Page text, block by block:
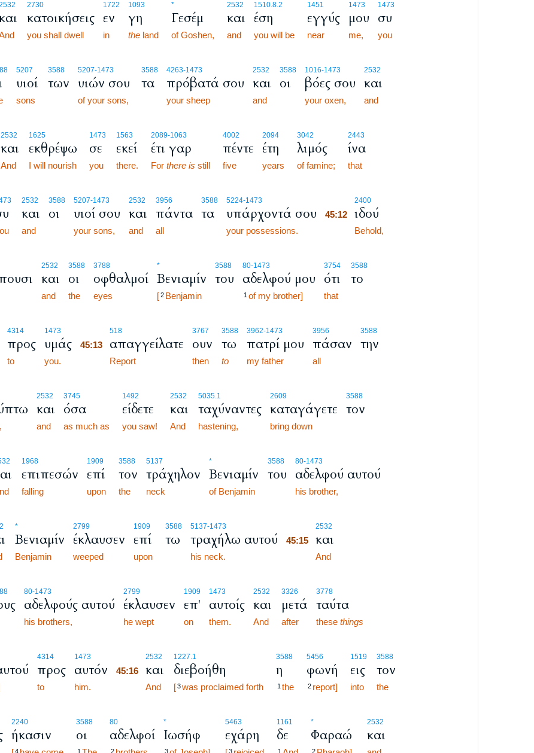
2730
κατοικήσεις
you shall dwell
1722
εν
in
1093
γη
theland
*
Γεσέμ
of Goshen,
2532
και
and
1510.8.2
έση
you will be
1451
εγγύς
near
1473
μου
me,
1473
συ
you
5207
υιοί
sons
3588
των
5207-1473
υιών σου
of your sons,
3588
τα
4263-1473
πρόβατά σου
your sheep
2532
και
and
3588
οι
1016-1473
βόες σου
your oxen,
2532
και
and
2532
και
And
1625
εκθρέψω
I will nourish
1473
σε
you
1563
εκεί
there.
2089-1063
έτι γαρ
For there is still
4002
πέντε
five
2094
έτη
years
3042
λιμός
of famine;
2443
ίνα
that
2532
και
and
3588
οι
5207-1473
υιοί σου
your sons,
2532
και
and
3956
πάντα
all
3588
τα
5224-1473
υπάρχοντά σου
your possessions.
2400
45:12 ιδού
Behold,
2532
και
and
3588
οι
the
3788
οφθαλμοί
eyes
*
Βενιαμίν
[ 2 Benjamin
3588
του
80-1473
αδελφού μου
1 of my brother]
3754
ότι
that
3588
το
4314
προς
to
1473
υμάς
you.
518
45:13 απαγγείλατε
Report
3767
ουν
then
3588
τω
to
3962-1473
πατρί μου
my father
3956
πάσαν
all
3588
την
2532
και
and
3745
όσα
as much as
1492
είδετε
you saw!
2532
και
And
5035.1
ταχύναντες
hastening,
2609
καταγάγετε
bring down
3588
τον
1968
επιπεσών
falling
1909
επί
upon
3588
τον
the
5137
τράχηλον
neck
*
Βενιαμίν
of Benjamin
3588
του
80-1473
αδελφού αυτού
his brother,
*
Βενιαμίν
Benjamin
2799
έκλαυσεν
weeped
1909
επί
upon
3588
τω
5137-1473
τραχήλω αυτού
his neck.
2532
45:15 και
And
80-1473
αδελφούς αυτού
his brothers,
2799
έκλαυσεν
he wept
1909
επ'
on
1473
αυτοίς
them.
2532
και
And
3326
μετά
after
3778
ταύτα
these things
4314
προς
to
1473
αυτόν
him.
2532
45:16 και
And
1227.1
διεβοήθη
[ 3 was proclaimed forth
3588
η
1 the
5456
φωνή
2 report]
1519
εις
into
3588
τον
the
2240
ήκασιν
4
3588
οι
1
80
αδελφοί
2
*
Ιωσήφ
3
5463
εχάρη
3
1161
δε
1
*
Φαραώ
2
2532
και